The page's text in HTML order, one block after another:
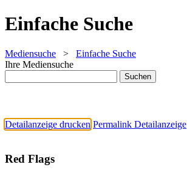
Einfache Suche
Mediensuche > Einfache Suche
Ihre Mediensuche
Detailanzeige drucken Permalink Detailanzeige
Red Flags